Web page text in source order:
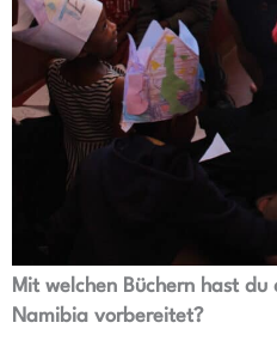
Mit welchen Büchern hast
Namibia vorbereitet?